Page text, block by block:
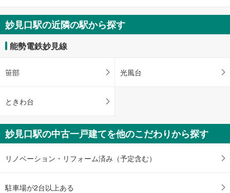
す
る
妙見口駅の近隣の駅から探す
能勢電鉄妙見線
笹部 光風台
ときわ台
妙見口駅の中古一戸建てを他のこだわりから探す
リノベーション・リフォーム済み（予定含む）
駐車場が2台以上ある